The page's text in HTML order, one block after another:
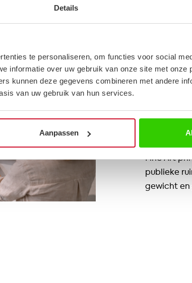
Details
te personaliseren, om functies voor social
informatie over uw gebruik van onze site met onze
kunnen deze gegevens combineren met andere
van uw gebruik van hun services.
Aanpassen
voor elke
veilige en
Fine Art
publieke
gewicht en